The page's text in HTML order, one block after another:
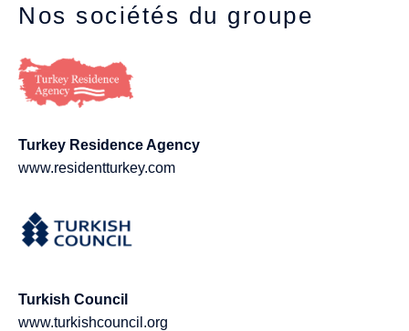
Nos sociétés du groupe
Turkey Residence Agency
www.residentturkey.com
Turkish Council
www.turkishcouncil.org